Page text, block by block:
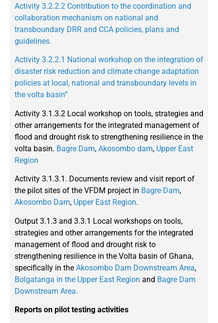
Activity 3.2.2.2 Contribution to the coordination and
collaboration mechanism on national and
transboundary DRR and CCA policies, plans and
guidelines.
Activity 3.2.2.1 National workshop on the integration of
disaster risk reduction and climate change adaptation
policies at local, national and transboundary levels in
the volta basin”
Activity 3.1.3.2 Local workshop on tools, strategies and
other arrangements for the integrated management of
flood and drought risk to strengthening resilience in the
volta basin. Bagre Dam, Akosombo dam, Upper East
Region
Activity 3.1.3.1. Documents review and visit report of
the pilot sites of the VFDM project in Bagre Dam,
Akosombo Dam, Upper East Region.
Output 3.1.3 and 3.3.1 Local workshops on tools,
strategies and other arrangements for the integrated
management of flood and drought risk to
strengthening resilience in the Volta basin of Ghana,
specifically in the Akosombo Dam Downstream Area,
Bolgatanga in the Upper East Region and Bagre Dam
Downstream Area.
Reports on pilot testing activities